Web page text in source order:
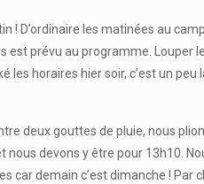
! D’ordinaire les matinées au
est prévu au programme. Louper
les horaires hier soir, c’est un
deux gouttes de pluie, nous
devons y être pour 13h10.
car demain c’est dimanche ! Par